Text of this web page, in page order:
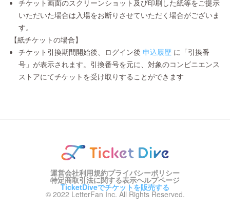
チケット画面のスクリーンショット及び印刷した紙等をご提示
いただいた場合は入場をお断りさせていただく場合がございま
す。
【紙チケットの場合】
チケット引換期間開始後、ログイン後 申込履歴 に「引換番
号」が表示されます。引換番号を元に、対象のコンビニエンス
ストアにてチケットを受け取りすることができます
運営会社利用規約プライバシーポリシー
特定商取引法に関する表示ヘルプページ
TicketDiveでチケットを販売する
© 2022 LetterFan Inc. All Rights Reserved.